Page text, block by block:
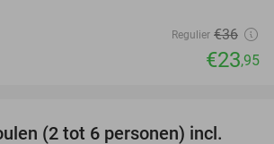
Regulier €36
€23,95
(2 tot 6 personen) incl.